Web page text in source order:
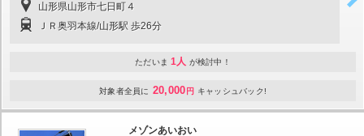
山形県山形市七日町４
ＪＲ奥羽本線/山形駅 歩26分
ただいま 1人 が検討中！
対象者全員に 20,000 円 キャッシュバック!
メゾンあいおい